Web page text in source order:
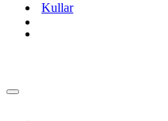
Kullar
Navigeringsmeny